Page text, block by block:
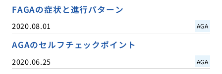
FAGAの症状と進行パターン
2020.08.01 AGA
AGAのセルフチェックポイント
2020.06.25 AGA